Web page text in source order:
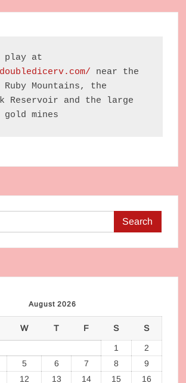
near the
Mountains, the
Reservoir and the large
gold mines
Search
for:
August 2026
W T F S S
1
2
5 6 7 8
9
12 13 14 15
16